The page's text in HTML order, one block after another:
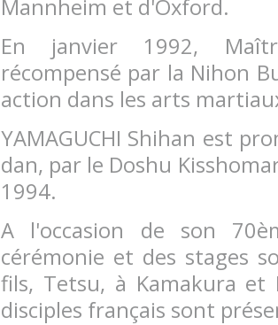
Mannheim et d'Oxford.
En janvier 1992,
récompensé par la Nihon
action dans les arts
YAMAGUCHI Shihan est
dan, par le Doshu
1994.
A l'occasion de son
cérémonie et des stages
fils, Tetsu, à Kamakura et
disciples français sont